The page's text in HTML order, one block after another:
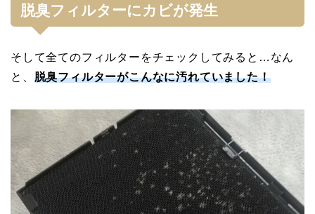
脱臭フィルターにカビが発生
そして全てのフィルターをチェックしてみると…なん
と、 脱臭フィルターがこんなに汚れていました！